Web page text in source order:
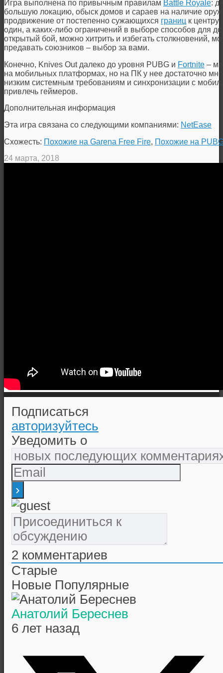
Игра выполнена по привычным правилам Battle Royale:
большую локацию, обыск домов и сараев на наличие
продвижение от постепенно сужающихся границ к центру
один, а каких-либо ограничений в выборе способов для
открытый бой, можно хитрить и избегать столкновений,
предавать союзников – выбор за вами.
Конечно, Knives Out далеко до уровня PUBG и Fortnite –
на мобильных платформах, но на ПК у нее достаточно
низким системным требованиям и синхронизации с
привлечь геймеров.
Дополнительная информация
Эта игра связана со следующими компаниями: NetEase
Схожесть: Похожие на Garena Free Fire, Похожие на
24 марта, 2018
Подписаться
авторизуйтесь
Уведомить о
2 комментариев
Старые
Новые Популярные
Анатолий Береснев
6 лет назад